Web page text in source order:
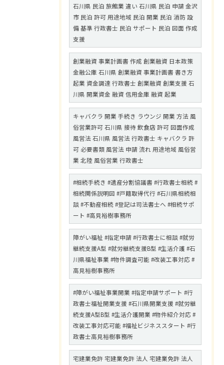
石川県 民泊 旅館業 違い 石川県 民泊 申請 金沢
市 民泊 許可 用途地域 民泊 開業 民泊 消防 設
備 基準 行政書士 民泊 サポート 民泊 図面 作成
支援
創業融資 事業計画書 作成 創業融資 日本政策
金融公庫 石川県 創業融資 事業計画書 書き方
起業 資金調達 行政書士 創業融資 創業支援 石
川県 開業資金 融資 信用金庫 融資 起業
キャバクラ 開業 手続き ラウンジ 開業 方法 風
俗営業許可 石川県 接待 飲食店 許可 図面作成
風営法 石川県 風営法 行政書士 キャバクラ 許
可 必要書類 風営法 申請 流れ 用途地域 風俗営
業 北陸 風俗営業 行政書士
#相続手続き #遺産分割協議書 #行政書士相続 #
相続関係説明図 #戸籍取得代行 #石川県相続相
談 #不動産相続 #登記は司法書士へ #相続サポ
ート #高見裕樹事務所
障がい福祉 #指定申請 #行政書士に相談 #就労
継続支援A型 #就労継続支援B型 #生活介護 #石
川県福祉事業 #物件調査可能 #改装工事対応 #
高見裕樹事務所
#障がい福祉事業開業 #指定申請サポート #行
政書士福祉開業支援 #石川県開業支援 #就労継
続支援A型B型 #生活介護開業 #物件紹介対応 #
改装工事対応可能 #福祉ビジネススタート #行
政書士高見裕樹事務所
宅建業免許 宅建業免許 法人 宅建業免許 法人